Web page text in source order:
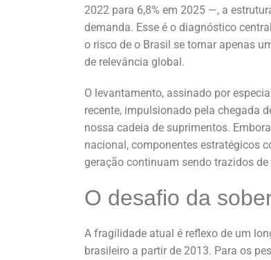
2022 para 6,8% em 2025 —, a
demanda. Esse é o diagnóstico
o risco de o Brasil se tornar apenas
de relevância global.
O levantamento, assinado por
recente, impulsionado pela chegada
nossa cadeia de suprimentos.
nacional, componentes estratégicos
geração continuam sendo trazidos de
O desafio da
A fragilidade atual é reflexo de um
brasileiro a partir de 2013. Para os